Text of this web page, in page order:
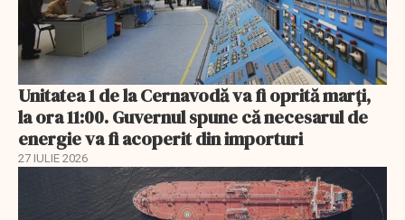
Unitatea 1 de la Cernavodă va fi oprită marți,
la ora 11:00. Guvernul spune că necesarul de
energie va fi acoperit din importuri
27 IULIE 2026